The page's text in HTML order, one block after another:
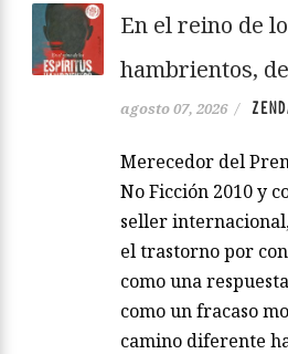
En el reino de
hambrientos,
agosto 07, 2026 /
Merecedor del
No Ficción 2010 y
seller
el trastorno por
como una
como un fracaso
camino diferente